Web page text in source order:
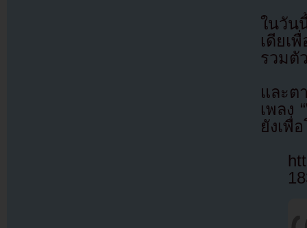
ในวัน
เดียเ
รวมตั
และต
เพลง
ยังเพื่